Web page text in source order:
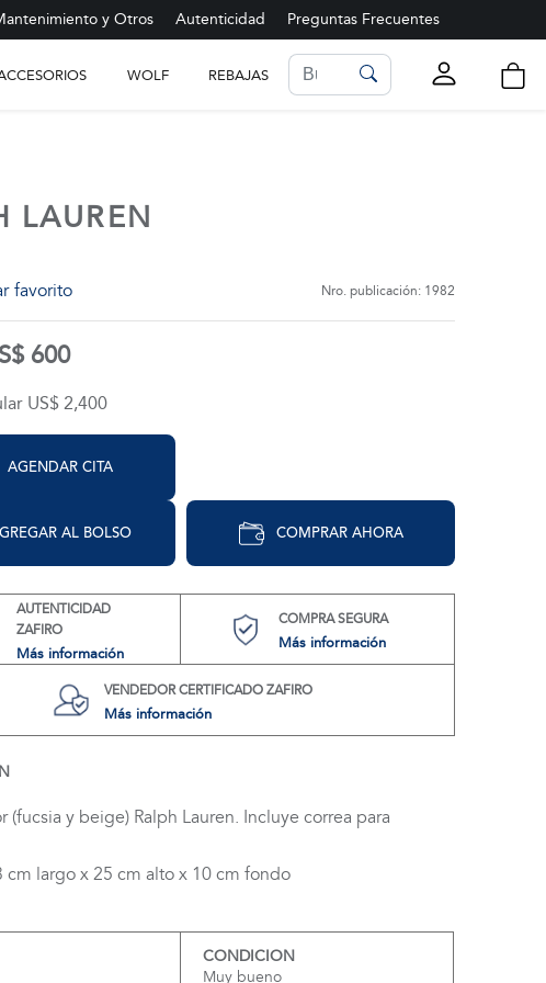
y Otros Autenticidad Preguntas Frecuentes
WOLF REBAJAS
LAUREN
favorito Nro. publicación: 1982
600
US$ 2,400
AGENDAR CITA
AL BOLSO COMPRAR AHORA
AUTENTICIDAD
ZAFIRO
Más información
COMPRA SEGURA
Más información
VENDEDOR CERTIFICADO ZAFIRO
Más información
(fucsia y beige) Ralph Lauren. Incluye correa para
cm largo x 25 cm alto x 10 cm fondo
CONDICION
Muy bueno
LISTA DE FAVORITOS